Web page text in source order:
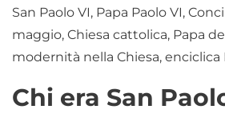
San Paolo VI, Papa Paolo VI,
maggio, Chiesa cattolica, Papa
modernità nella Chiesa,
Chi era San